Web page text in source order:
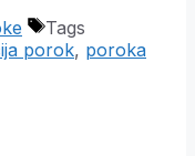
Tags
porok, poroka